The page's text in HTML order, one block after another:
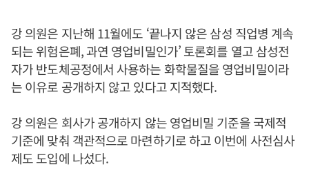
강 의원은 지난해 11월에도 ‘끝나지 않은 삼성 직업병 계속
되는 위험은폐, 과연 영업비밀인가’ 토론회를 열고 삼성전
자가 반도체공정에서 사용하는 화학물질을 영업비밀이라
는 이유로 공개하지 않고 있다고 지적했다.
강 의원은 회사가 공개하지 않는 영업비밀 기준을 국제적
기준에 맞춰 객관적으로 마련하기로 하고 이번에 사전심사
제도 도입에 나섰다.